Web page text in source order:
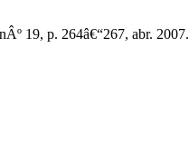
19, p. 264â€“267, abr. 2007.